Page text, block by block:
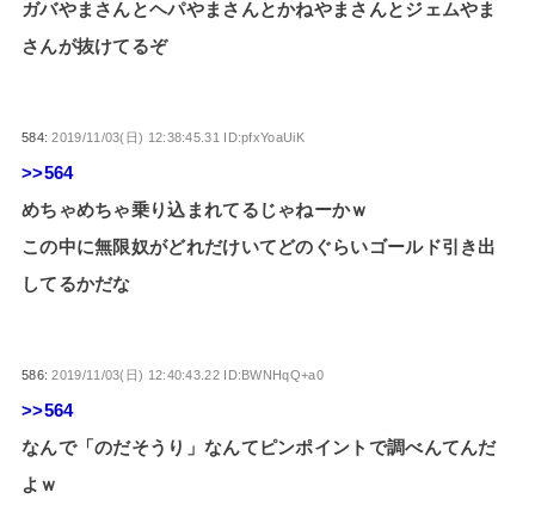
ガバやまさんとヘパやまさんとかねやまさんとジェムやま
さんが抜けてるぞ
584:2019/11/03(日) 12:38:45.31 ID:pfxYoaUiK
>>564
めちゃめちゃ乗り込まれてるじゃねーかｗ
この中に無限奴がどれだけいてどのぐらいゴールド引き出
してるかだな
586:2019/11/03(日) 12:40:43.22 ID:BWNHqQ+a0
>>564
なんで「のだそうり」なんてピンポイントで調べんてんだ
よｗ